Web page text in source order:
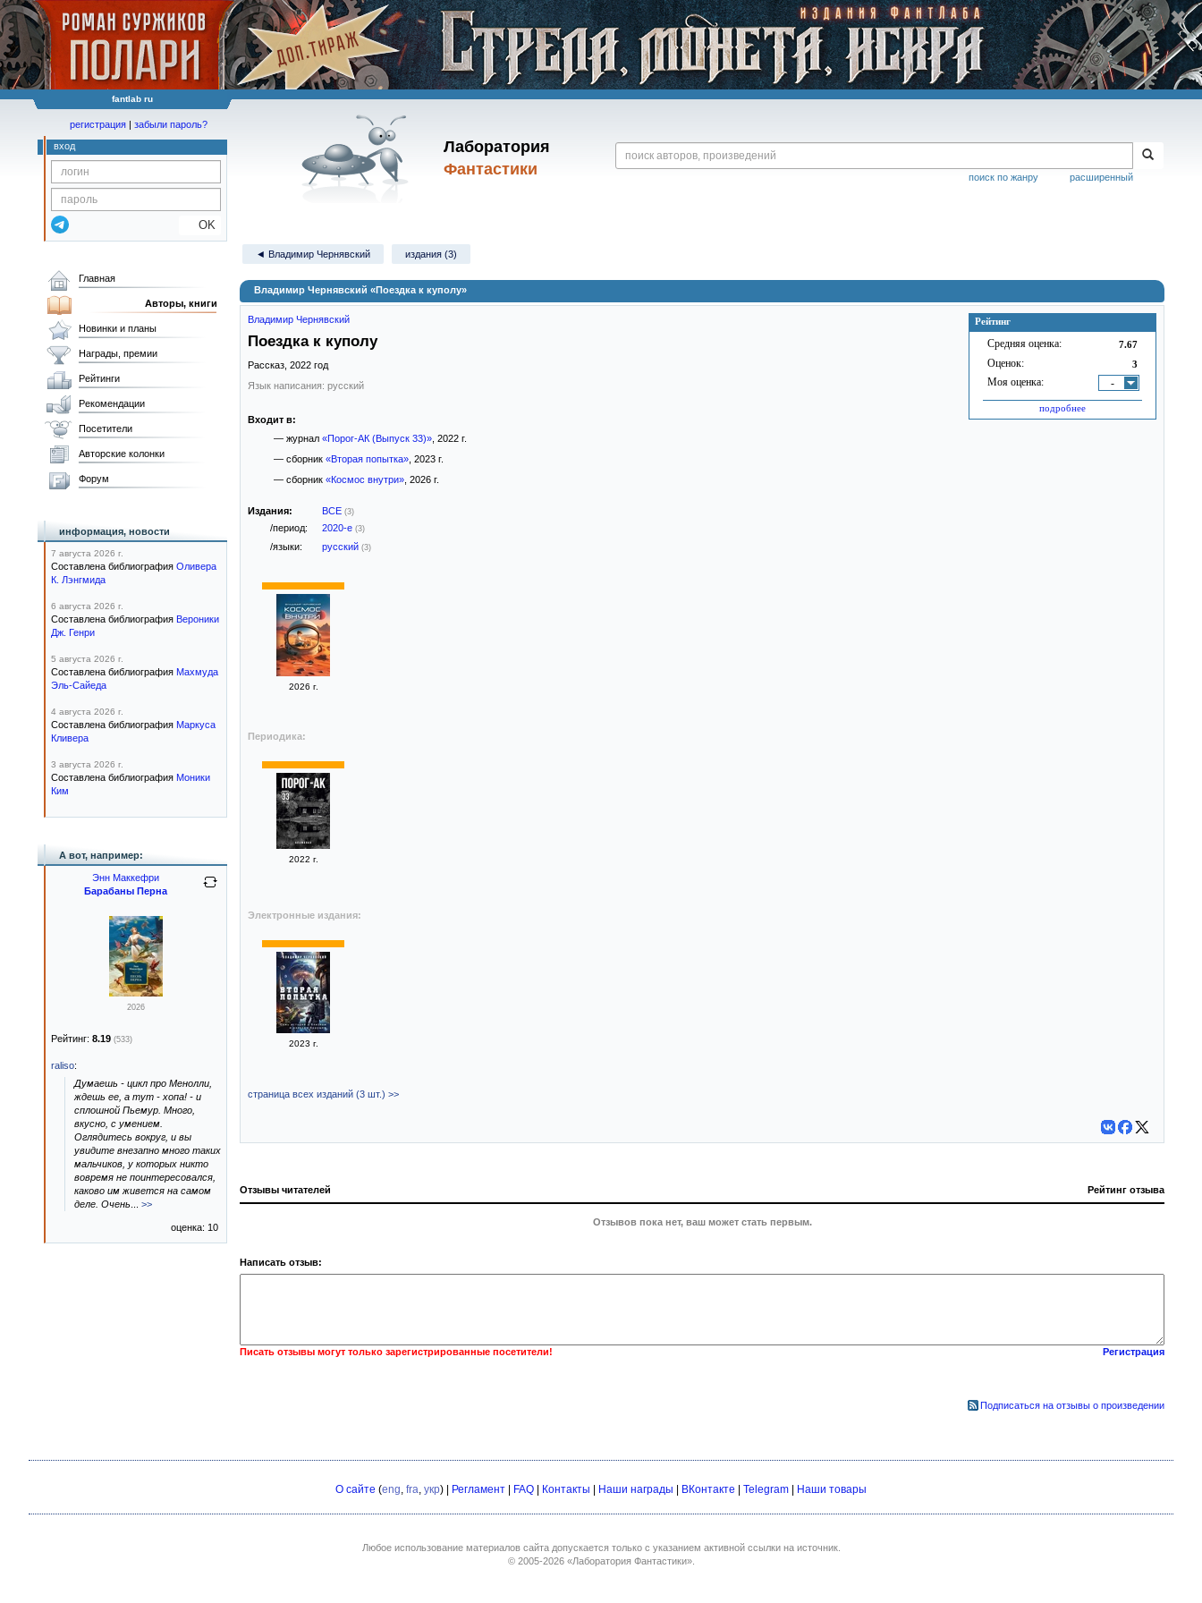
fantlab ru
Лаборатория
Фантастики
расширенный
поиск по жанру
регистрация | забыли пароль?
вход
OK
◄ Владимир Чернявский издания (3)
Владимир Чернявский «Поездка к куполу»
Рейтинг
Средняя оценка: 7.67
Оценок: 3
Моя оценка: -
подробнее
Владимир Чернявский
Поездка к куполу
Рассказ, 2022 год
Язык написания: русский
Входит в:
— журнал «Порог-АК (Выпуск 33)», 2022 г.
— сборник «Вторая попытка», 2023 г.
— сборник «Космос внутри», 2026 г.
Издания: ВСЕ (3)
/период: 2020-е (3)
/языки: русский (3)
2026 г.
Периодика:
2022 г.
Электронные издания:
2023 г.
страница всех изданий (3 шт.) >>
Отзывы читателей Рейтинг отзыва
Отзывов пока нет, ваш может стать первым.
Написать отзыв:
Писать отзывы могут только зарегистрированные посетители! Регистрация
Подписаться на отзывы о произведении
Главная
Авторы, книги
Новинки и планы
Награды, премии
Рейтинги
Рекомендации
Посетители
Авторские колонки
Форум
информация, новости
7 августа 2026 г.
Составлена библиография Оливера
К. Лэнгмида
6 августа 2026 г.
Составлена библиография Вероники
Дж. Генри
5 августа 2026 г.
Составлена библиография Махмуда
Эль-Сайеда
4 августа 2026 г.
Составлена библиография Маркуса
Кливера
3 августа 2026 г.
Составлена библиография Моники
Ким
А вот, например:
Энн Маккефри
Барабаны Перна
2026
Рейтинг: 8.19 (533)
raliso:
Думаешь - цикл про Менолли,
ждешь ее, а тут - хопа! - и
сплошной Пьемур. Много,
вкусно, с умением.
Оглядитесь вокруг, и вы
увидите внезапно много таких
мальчиков, у которых никто
вовремя не поинтересовался,
каково им живется на самом
деле. Очень
>>
оценка: 10
О сайте (eng, fra, укр) | Регламент FAQ Контакты Наши награды ВКонтакте Telegram Наши товары
Любое использование материалов сайта допускается только с указанием активной ссылки на источник.
© 2005-2026 «Лаборатория Фантастики».